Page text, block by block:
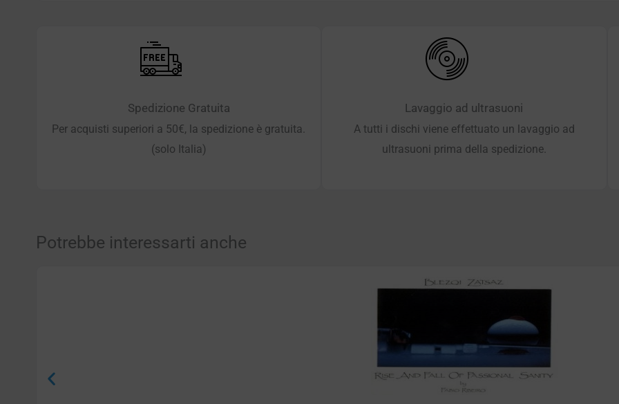
Spedizione Gratuita
Per acquisti superiori a 50€, la spedizione è gratuita.
(solo Italia)
Lavaggio ad ultrasuoni
A tutti i dischi viene effettuato un lavaggio ad
ultrasuoni prima della spedizione.
Potrebbe interessarti anche